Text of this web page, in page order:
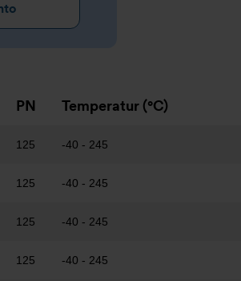
PN Temperatur (°C)
125 -40 - 245
125 -40 - 245
125 -40 - 245
125 -40 - 245